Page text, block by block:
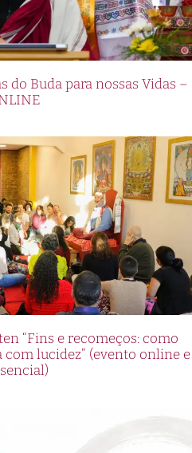
do Buda para nossas Vidas –
“Fins e recomeços: como
lucidez” (evento online e